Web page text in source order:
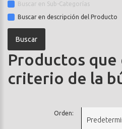
Buscar en Sub-Categorías
Buscar en descripción del Producto
Productos que
criterio de la
Orden: